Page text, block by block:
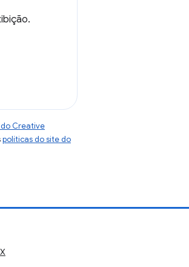
Creative
políticas do site do